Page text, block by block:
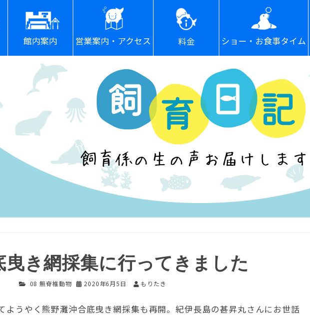
館内案内 営業案内・アクセス 料金 ショー・お食事タイム
曳き網採集に行ってきました
08 無脊椎動物 2020年6月5日 もりたき
ようやく熊野灘沖合底曳き網採集も再開。紀伊長島の甚昇丸さんにお世話